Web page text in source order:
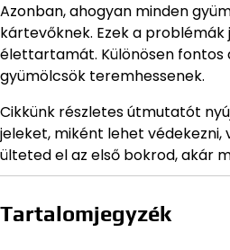
Azonban, ahogyan minden
kártevőknek. Ezek a
élettartamát. Különösen fontos
gyümölcsök teremhessenek.
Cikkünk részletes útmutatót
jeleket, miként lehet
ülteted el az első bokrod, akár
Tartalomjegyzék